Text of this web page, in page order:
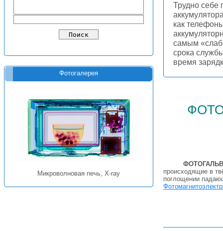
Фотогалерея
Микроволновая печь, X-ray
Трудно себе
как
самым
срока
время
происходящие в
поглощении